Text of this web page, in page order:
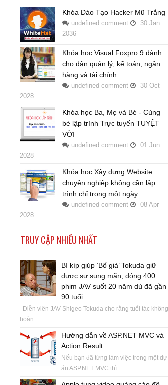
Khóa Đào Tạo Hacker Mũ Trắng
undefined comment 30 Jan
2036
Khóa học Visual Foxpro 9 dành
cho dân quản lý, kế toán, ngân
hàng và tài chính
undefined comment 30 Oct
2028
Khóa học Ba, Mẹ và Bé - Cùng
bé lập trình Trực tuyến TUYỆT
VỜI
undefined comment 01 Jun
2028
Khóa học Xây dựng Website
chuyên nghiệp không cần lập
trình chỉ trong một ngày
undefined comment 08 Apr
2028
TRUY CẬP NHIỀU NHẤT
Bí kíp giúp ‘Bố già’ Tokuda giữ
được sự sung mãn, đóng 400
phim JAV suốt 20 năm dù đã gần
90 tuổi
Diễn viên JAV Shigeo Tokuda cho rằng tuổi tác không
hoàn...
Hướng dẫn về ASP.NET MVC và
Action Result
Nếu bạn đã từng làm việc trong một dự
án ASP.NET MVC thì...